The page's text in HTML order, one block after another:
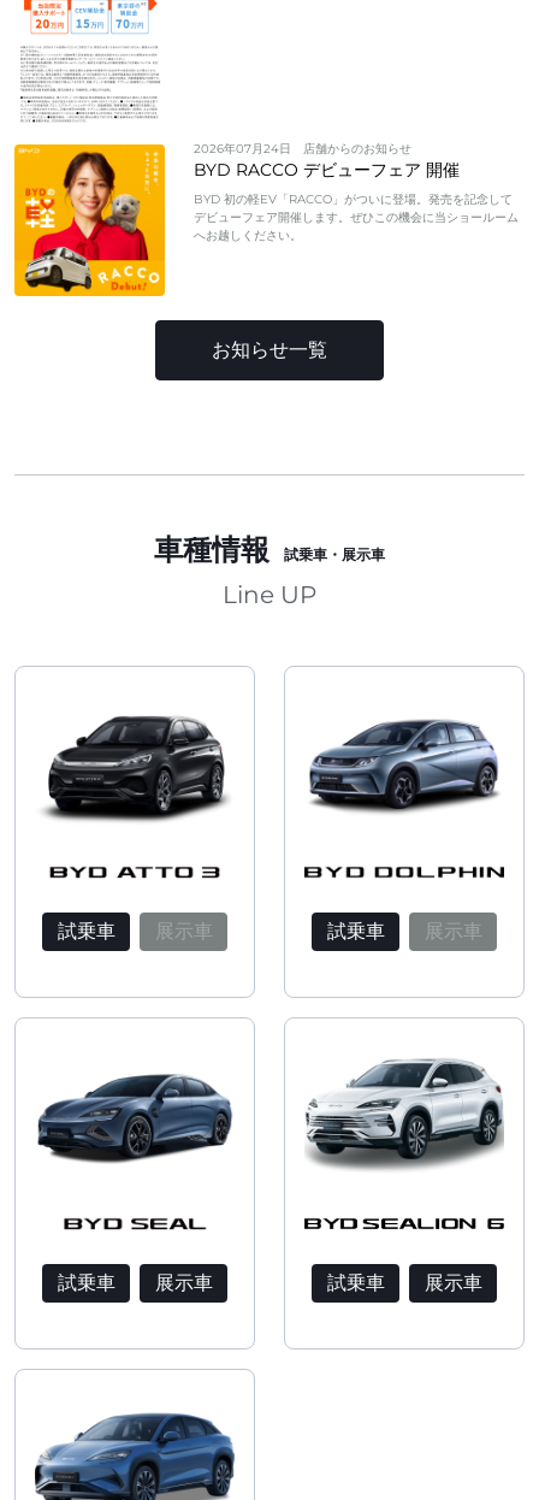
2026年07月24日 店舗からのお知らせ
BYD RACCO デビューフェア 開催
BYD 初の軽EV「RACCO」がついに登場。発売を記念して
デビューフェア開催します。ぜひこの機会に当ショールーム
へお越しください。
お知らせ一覧
車種情報 試乗車・展示車
Line UP
試乗車 展示車 試乗車 展示車
試乗車 展示車 試乗車 展示車